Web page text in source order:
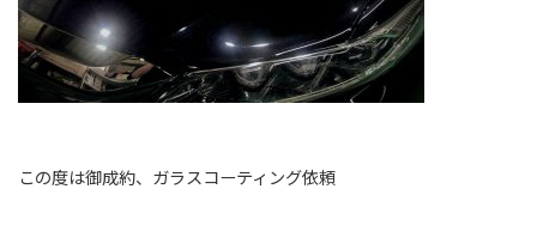
この度は御成約、ガラスコーティング依頼